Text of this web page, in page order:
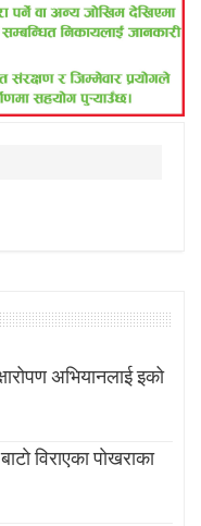
अभियानलाई इको
विराएका पाेखराका